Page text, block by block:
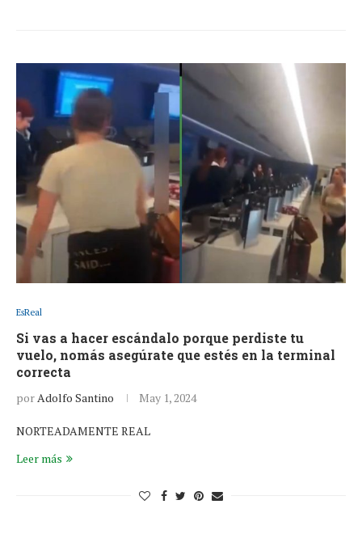
EsReal
Si vas a hacer escándalo porque perdiste tu
vuelo, nomás asegúrate que estés en la terminal
correcta
porAdolfo Santino May 1, 2024
NORTEADAMENTE REAL
Leer más